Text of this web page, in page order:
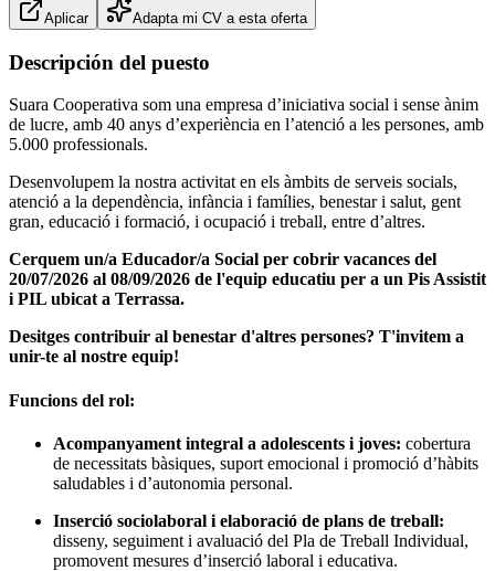
Aplicar Adapta mi CV a esta oferta
Descripción del puesto
Suara Cooperativa som una empresa d’iniciativa social i sense ànim
de lucre, amb 40 anys d’experiència en l’atenció a les persones, amb
5.000 professionals.
Desenvolupem la nostra activitat en els àmbits de serveis socials,
atenció a la dependència, infància i famílies, benestar i salut, gent
gran, educació i formació, i ocupació i treball, entre d’altres.
Cerquem un/a Educador/a Social per cobrir vacances del
20/07/2026 al 08/09/2026 de l'equip educatiu per a un Pis Assistit
i PIL ubicat a Terrassa.
Desitges contribuir al benestar d'altres persones? T'invitem a
unir-te al nostre equip!
Funcions del rol:
Acompanyament integral a adolescents i joves: cobertura
de necessitats bàsiques, suport emocional i promoció d’hàbits
saludables i d’autonomia personal.
Inserció sociolaboral i elaboració de plans de treball:
disseny, seguiment i avaluació del Pla de Treball Individual,
promovent mesures d’inserció laboral i educativa.